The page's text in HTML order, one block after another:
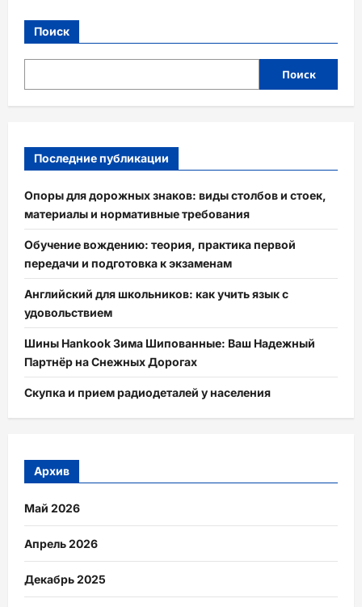
Поиск
Поиск
Последние публикации
Опоры для дорожных знаков: виды столбов и стоек,
материалы и нормативные требования
Обучение вождению: теория, практика первой
передачи и подготовка к экзаменам
Английский для школьников: как учить язык с
удовольствием
Шины Hankook Зима Шипованные: Ваш Надежный
Партнёр на Снежных Дорогах
Скупка и прием радиодеталей у населения
Архив
Май 2026
Апрель 2026
Декабрь 2025